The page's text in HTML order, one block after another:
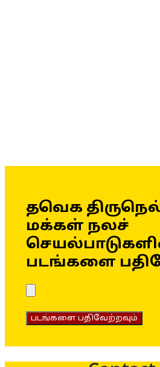
தவெக
மக்கள் நலச்
படங்களை
படங்களை பதிவேற்றவும்